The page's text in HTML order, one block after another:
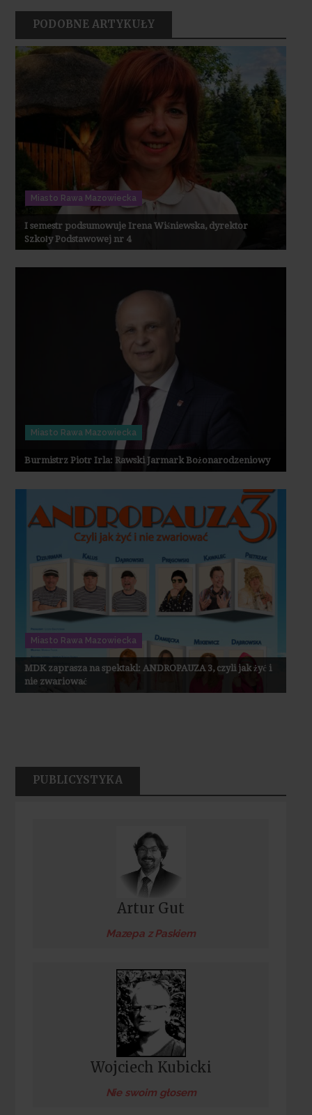
PODOBNE ARTYKUŁY
Miasto Rawa Mazowiecka
I semestr podsumowuje Irena Wiśniewska, dyrektor
Szkoły Podstawowej nr 4
Miasto Rawa Mazowiecka
Burmistrz Piotr Irla: Rawski Jarmark Bożonarodzeniowy
Miasto Rawa Mazowiecka
MDK zaprasza na spektakl: ANDROPAUZA 3, czyli jak żyć i
nie zwariować
PUBLICYSTYKA
Artur Gut
Mazepa z Paskiem
Wojciech Kubicki
Nie swoim głosem